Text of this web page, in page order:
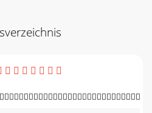
      